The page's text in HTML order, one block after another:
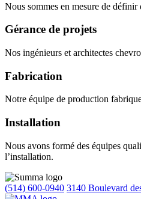
Nous sommes en mesure de
Gérance de projets
Nos ingénieurs et architectes
Fabrication
Notre équipe de production
Installation
Nous avons formé des équipes
l’installation.
(514) 600-0940 3140 Boulevard